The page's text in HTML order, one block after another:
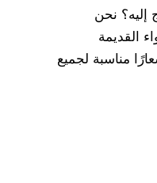
إليه؟ نحن
القديمة
مناسبة لجميع